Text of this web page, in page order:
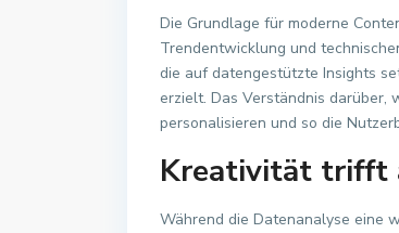
Die Grundlage für moderne
Trendentwicklung und
die auf datengestützte Insights
erzielt. Das Verständnis darüber,
personalisieren und so die
Kreativität trifft
Während die Datenanalyse eine